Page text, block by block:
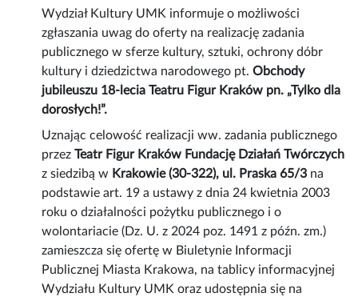
Wydział Kultury UMK informuje o możliwości
zgłaszania uwag do oferty na realizację zadania
publicznego w sferze kultury, sztuki, ochrony dóbr
kultury i dziedzictwa narodowego pt.Obchody
jubileuszu 18-lecia Teatru Figur Kraków pn. „Tylko dla
dorosłych!”.
Uznając celowość realizacji ww. zadania publicznego
przezTeatr Figur Kraków Fundację Działań Twórczych
z siedzibą w Krakowie (30-322), ul. Praska 65/3 na
podstawie art. 19 a ustawy z dnia 24 kwietnia 2003
roku o działalności pożytku publicznego i o
wolontariacie (Dz. U. z 2024 poz. 1491 z późn. zm.)
zamieszcza się ofertę w Biuletynie Informacji
Publicznej Miasta Krakowa, na tablicy informacyjnej
Wydziału Kultury UMK oraz udostępnia się na